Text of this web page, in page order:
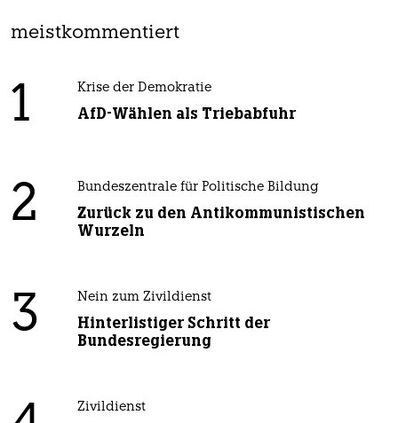
meistkommentiert
1 Krise der Demokratie
AfD-Wählen als Triebabfuhr
2 Bundeszentrale für Politische Bildung
Zurück zu den Antikommunistischen
Wurzeln
3 Nein zum Zivildienst
Hinterlistiger Schritt der
Bundesregierung
Zivildienst